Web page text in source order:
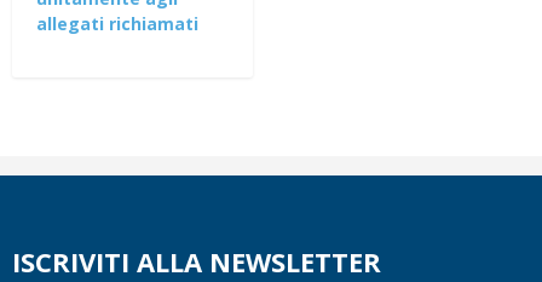
allegati richiamati
ISCRIVITI ALLA NEWSLETTER